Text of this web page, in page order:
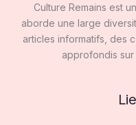
Culture Remains est
aborde une large
articles informatifs, des
approfondis sur